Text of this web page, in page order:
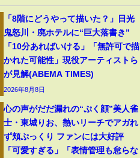
「8階にどうやって描いた？」日光
鬼怒川・廃ホテルに“巨大落書き”
「10分あればいける」「無許可で描
かれた可能性」現役アーティストら
が見解(ABEMA TIMES)
2026年8月8日
心の声がだだ漏れの“ぷく顔”美人雀
士・東城りお、熱いリーチでアガれ
ず頬ぷっくり ファンには大好評
「可愛すぎる」「表情管理も怠らな